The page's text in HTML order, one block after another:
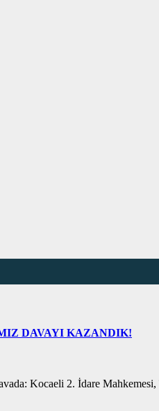
DAVAYI KAZANDIK!
Kocaeli 2. İdare